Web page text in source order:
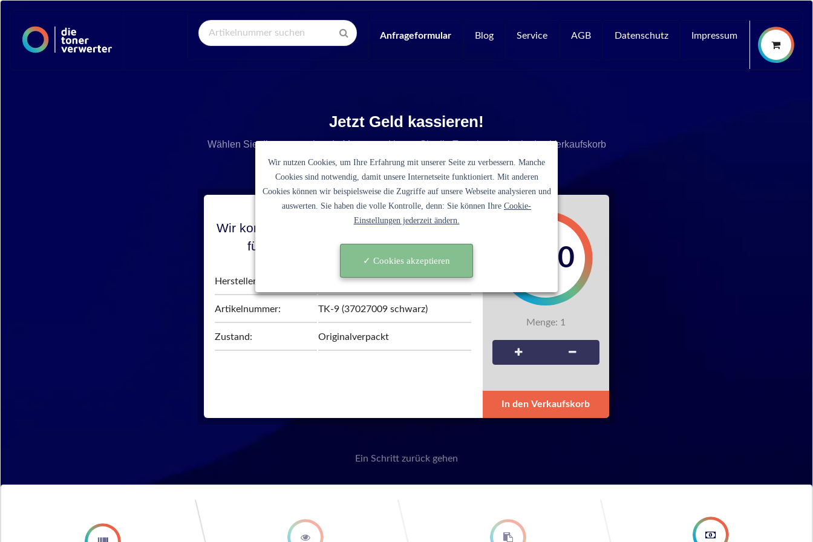
Global Search
Anfrageformular
Blog Service AGB Datenschutz Impressum
Jetzt Geld kassieren!
Wählen Sie die entsprechende Menge und legen Sie die Tonerkartusche in den Verkaufskorb
Wir konnten erfolgreich einen Verkaufspreis
für Ihre Tonerkartusche ermitteln!
Hersteller: Kyocera
Artikelnummer: TK-9 (37027009 schwarz)
Zustand: Originalverpackt
0,00
Menge: 1
In den Verkaufskorb
Ein Schritt zurück gehen
second step third step
Wir nutzen Cookies, um Ihre Erfahrung mit unserer Seite zu verbessern. Manche
Cookies sind notwendig, damit unsere Internetseite funktioniert. Mit anderen
Cookies können wir beispielsweise die Zugriffe auf unsere Webseite analysieren und
auswerten. Sie haben die volle Kontrolle, denn: Sie können Ihre Cookie-
Einstellungen jederzeit ändern.
✓ Cookies akzeptieren